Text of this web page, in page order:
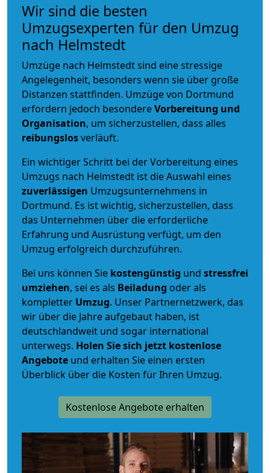
Wir sind die besten
Umzugsexperten für den Umzug
nach Helmstedt
Umzüge nach Helmstedt sind eine stressige
Angelegenheit, besonders wenn sie über große
Distanzen stattfinden. Umzüge von Dortmund
erfordern jedoch besondereVorbereitung und
Organisation, um sicherzustellen, dass alles
reibungslosverläuft.
Ein wichtiger Schritt bei der Vorbereitung eines
Umzugs nach Helmstedt ist die Auswahl eines
zuverlässigen Umzugsunternehmens in
Dortmund. Es ist wichtig, sicherzustellen, dass
das Unternehmen über die erforderliche
Erfahrung und Ausrüstung verfügt, um den
Umzug erfolgreich durchzuführen.
Bei uns können Sie kostengünstig und stressfrei
umziehen, sei es als Beiladung oder als
kompletter Umzug. Unser Partnernetzwerk, das
wir über die Jahre aufgebaut haben, ist
deutschlandweit und sogar international
unterwegs. Holen Sie sich jetzt kostenlose
Angebote und erhalten Sie einen ersten
Überblick über die Kosten für Ihren Umzug.
Kostenlose Angebote erhalten